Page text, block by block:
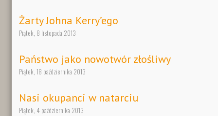
Żarty Johna Kerry’ego
Piątek, 8 listopada 2013
Państwo jako nowotwór złośliwy
Piątek, 18 października 2013
Nasi okupanci w natarciu
Piątek, 4 października 2013